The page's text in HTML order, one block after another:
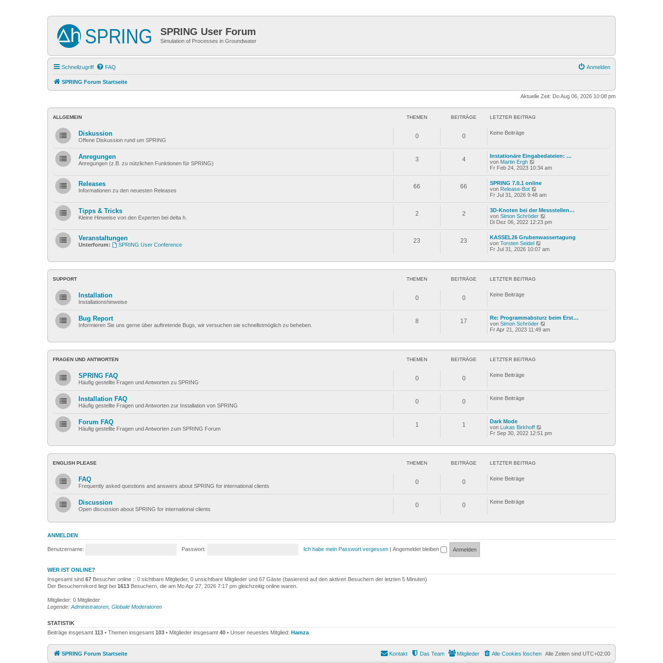
SPRING User Forum
Simulation of Processes in Groundwater
Schnellzugriff FAQ Anmelden
SPRING Forum Startseite
Aktuelle Zeit: Do Aug 06, 2026 10:08 pm
ALLGEMEIN THEMEN BEITRÄGE LETZTER BEITRAG
Diskussion
Offene Diskussion rund um SPRING
0 0 Keine Beiträge
Anregungen
Anregungen (z.B. zu nützlichen Funktionen für SPRING)
3 4
Instationäre Eingabedateien: …
von Martin Ergh
e
s
t
e
r
B
e
i
a
g
Fr Feb 24, 2023 10:34 am
Releases
Informationen zu den neuesten Releases
66 66
SPRING 7.0.1 online
von Release-Bot
e
s
t
e
r
B
e
i
g
Fr Jul 31, 2026 9:48 am
Tipps & Tricks
Kleine Hinweise von den Experten bei delta h.
2 2
3D-Knoten bei der Messstellen…
von Simon Schröder
e
s
e
B
e
Di Dez 06, 2022 12:23 pm
Veranstaltungen
Unterforum: SPRING User Conference
23 23
KASSEL26 Grubenwassertagung
von Torsten Seidel
e
e
a
g
Fr Jul 31, 2026 10:07 am
SUPPORT THEMEN BEITRÄGE LETZTER BEITRAG
Installation
Installationshinweise
0 0 Keine Beiträge
Bug Report
Informieren Sie uns gerne über auftretende Bugs, wir versuchen sie schnellstmöglich zu beheben.
8 17
Re: Programmabsturz beim Erst…
von Simon Schröder
e
e
Fr Apr 21, 2023 11:49 am
FRAGEN UND ANTWORTEN THEMEN BEITRÄGE LETZTER BEITRAG
SPRING FAQ
Häufig gestellte Fragen und Antworten zu SPRING
0 0 Keine Beiträge
Installation FAQ
Häufig gestellte Fragen und Antworten zur Installation von SPRING
0 0 Keine Beiträge
Forum FAQ
Häufig gestellte Fragen und Antworten zum SPRING Forum
1 1
Dark Mode
von Lukas Birkhoff
e
e
Fr Sep 30, 2022 12:51 pm
ENGLISH PLEASE THEMEN BEITRÄGE LETZTER BEITRAG
FAQ
Frequently asked questions and answers about SPRING for international clients
0 0 Keine Beiträge
Discussion
Open discussion about SPRING for international clients
0 0 Keine Beiträge
ANMELDEN
Benutzername: Passwort: Ich habe mein Passwort vergessen | Angemeldet bleiben
WER IST ONLINE?
Insgesamt sind 67 Besucher online :: 0 sichtbare Mitglieder, 0 unsichtbare Mitglieder und 67 Gäste (basierend auf den aktiven Besuchern der letzten 5 Minuten)
Der Besucherrekord liegt bei 1613 Besuchern, die am Mo Apr 27, 2026 7:17 pm gleichzeitig online waren.
Mitglieder: 0 Mitglieder
Legende: Administratoren Globale Moderatoren
STATISTIK
Beiträge insgesamt 113 • Themen insgesamt 103 • Mitglieder insgesamt 40 • Unser neuestes Mitglied: Hamza
SPRING Forum Startseite Alle Zeiten sind UTC+02:00
Alle Cookies löschen
Mitglieder
Das Team
Kontakt